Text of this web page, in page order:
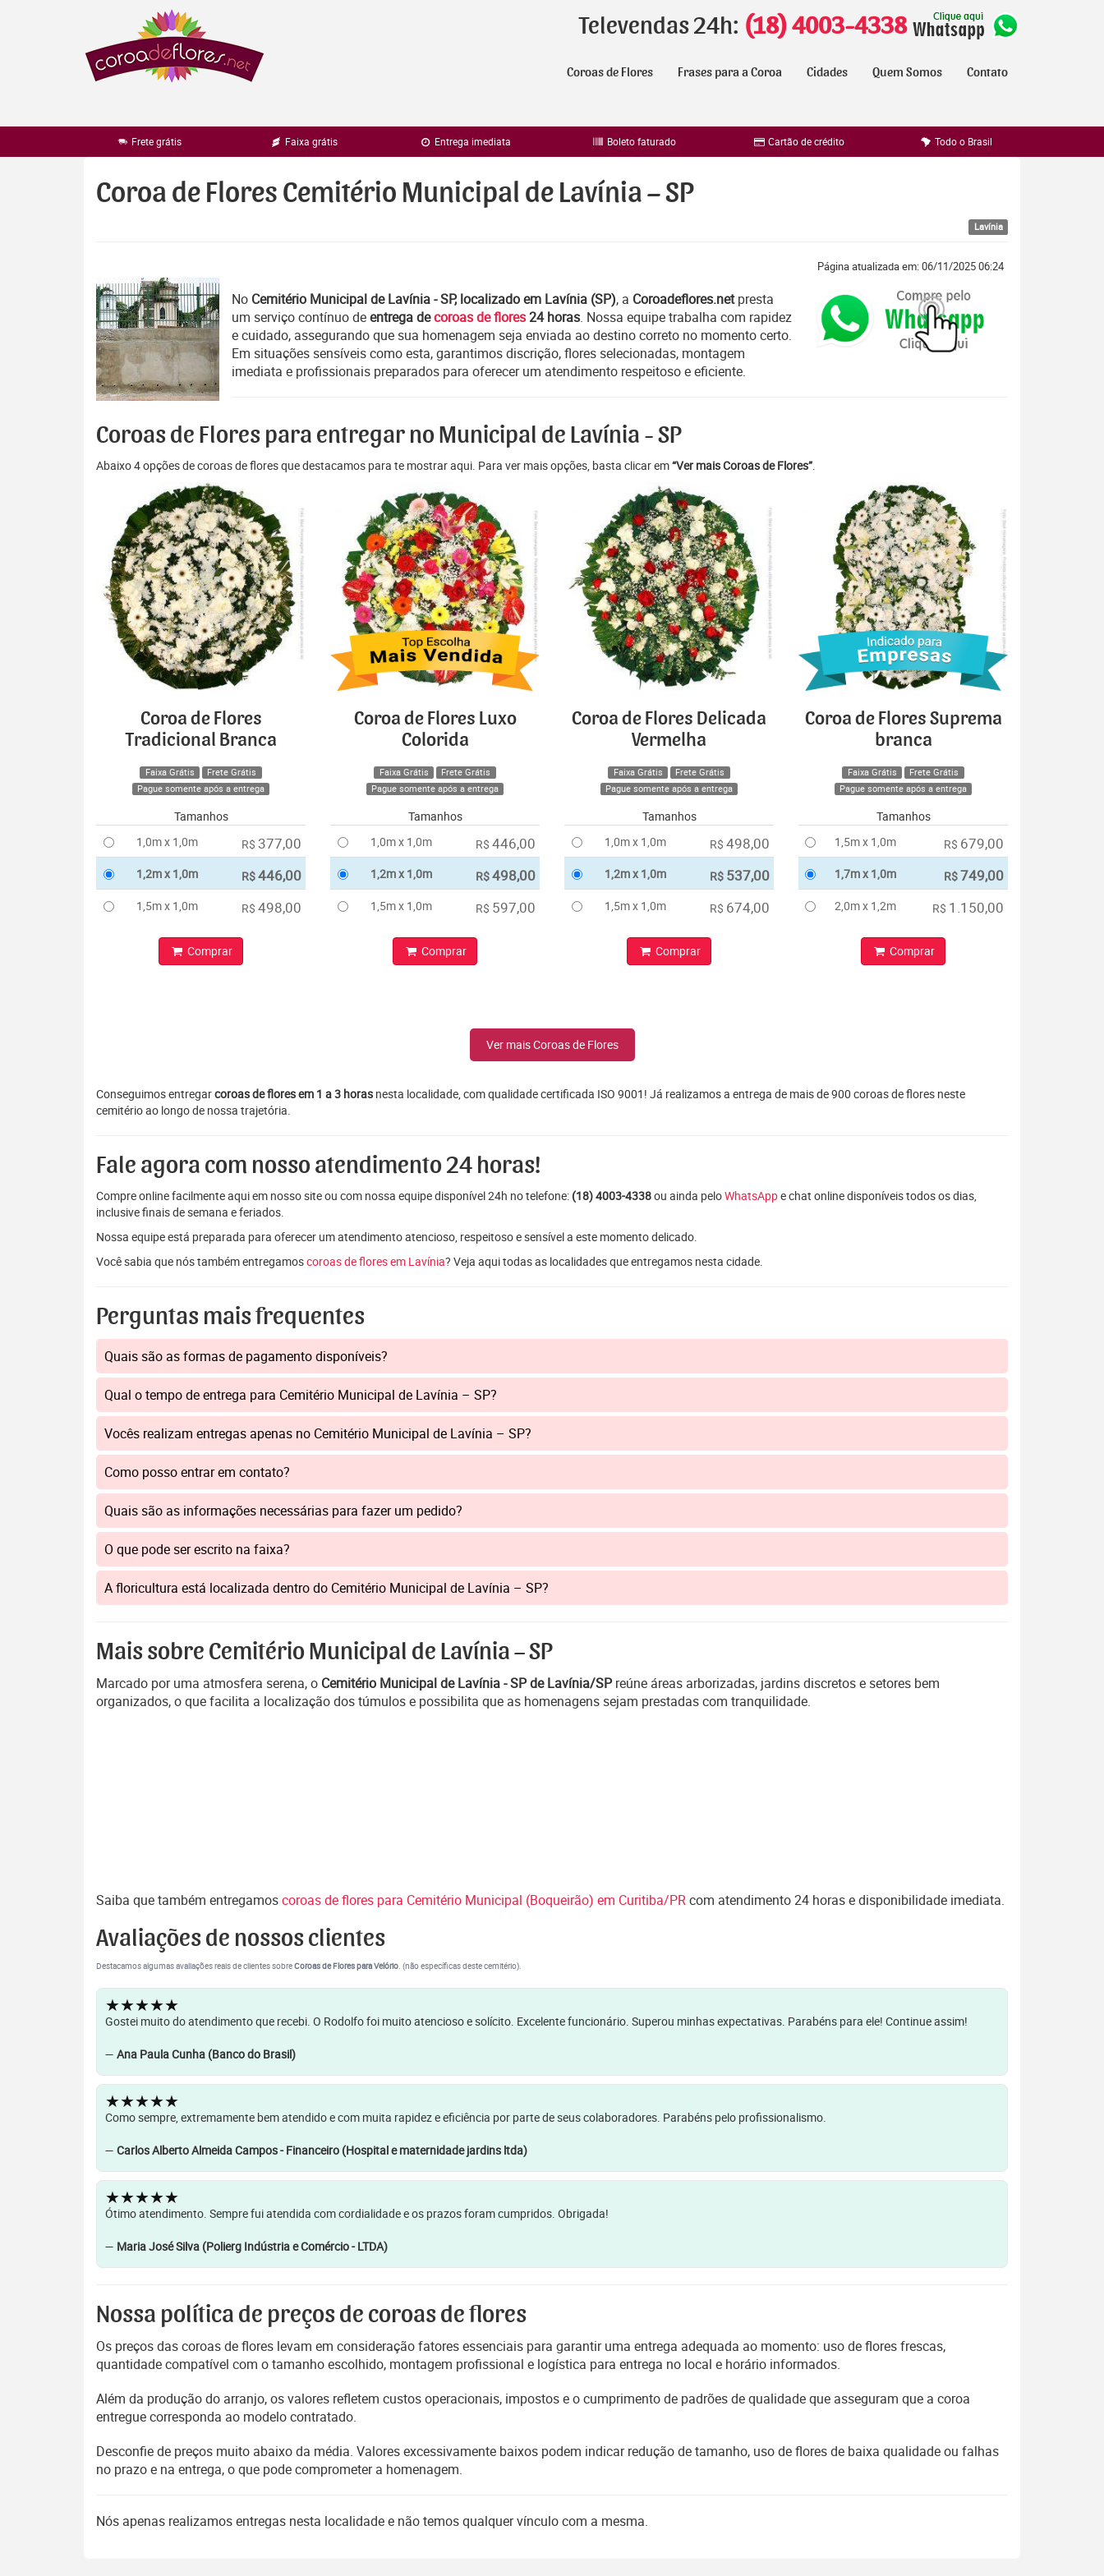
Televendas 24h: (18) 4003-4338
Coroas de Flores Frases para a Coroa Cidades Quem Somos Contato
Frete grátis Faixa grátis Entrega imediata Boleto faturado Cartão de crédito Todo o Brasil
Coroa de Flores Cemitério Municipal de Lavínia – SP
Lavínia
Página atualizada em: 06/11/2025 06:24
No Cemitério Municipal de Lavínia - SP, localizado em Lavínia (SP), a Coroadeflores.netpresta
um serviço contínuo deentrega decoroas de flores24 horas. Nossa equipe trabalha com rapidez
e cuidado, assegurando que sua homenagem seja enviada ao destino correto no momento certo.
Em situações sensíveis como esta, garantimos discrição, flores selecionadas, montagem
imediata e profissionais preparados para oferecer um atendimento respeitoso e eficiente.
Coroas de Flores para entregar no Municipal de Lavínia - SP
Abaixo 4 opções de coroas de flores que destacamos para te mostrar aqui. Para ver mais opções, basta clicar em“Ver mais Coroas de Flores”.
Coroa de Flores
Tradicional Branca
Faixa Grátis
Frete Grátis
Pague somente após a entrega
Tamanhos
1,0m x 1,0m
R$ 377,00
1,2m x 1,0m R$446,00
1,5m x 1,0m R$ 498,00
Comprar
Coroa de Flores Luxo
Colorida
Faixa Grátis
Frete Grátis
Pague somente após a entrega
Tamanhos
1,0m x 1,0m
R$ 446,00
1,2m x 1,0m R$498,00
1,5m x 1,0m R$ 597,00
Comprar
Coroa de Flores Delicada
Vermelha
Faixa Grátis
Frete Grátis
Pague somente após a entrega
Tamanhos
1,0m x 1,0m
R$ 498,00
1,2m x 1,0m R$ 537,00
1,5m x 1,0m R$ 674,00
Comprar
Coroa de Flores Suprema
branca
Faixa Grátis
Frete Grátis
Pague somente após a entrega
Tamanhos
1,5m x 1,0m
R$ 679,00
1,7m x 1,0m R$749,00
2,0m x 1,2m R$ 1.150,00
Comprar
Ver mais Coroas de Flores
Conseguimos entregarcoroas de flores em 1 a 3 horas nesta localidade, com qualidade certificada ISO 9001! Já realizamos a entrega de mais de 900 coroas de flores neste
cemitério ao longo de nossa trajetória.
Fale agora com nosso atendimento 24 horas!
Compre online facilmente aqui em nosso site ou com nossa equipe disponível 24h no telefone: (18) 4003-4338ou ainda peloWhatsAppe chat online disponíveis todos os dias,
inclusive finais de semana e feriados.
Nossa equipe está preparada para oferecer um atendimento atencioso, respeitoso e sensível a este momento delicado.
Você sabia que nós também entregamoscoroas de flores em Lavínia? Veja aqui todas as localidades que entregamos nesta cidade.
Perguntas mais frequentes
Quais são as formas de pagamento disponíveis?
Qual o tempo de entrega para Cemitério Municipal de Lavínia – SP?
Vocês realizam entregas apenas no Cemitério Municipal de Lavínia – SP?
Como posso entrar em contato?
Quais são as informações necessárias para fazer um pedido?
O que pode ser escrito na faixa?
A floricultura está localizada dentro do Cemitério Municipal de Lavínia – SP?
Mais sobre Cemitério Municipal de Lavínia – SP
Marcado por uma atmosfera serena, o Cemitério Municipal de Lavínia - SP de Lavínia/SPreúne áreas arborizadas, jardins discretos e setores bem
organizados, o que facilita a localização dos túmulos e possibilita que as homenagens sejam prestadas com tranquilidade.
Saiba que também entregamoscoroas de flores para Cemitério Municipal (Boqueirão) em Curitiba/PRcom atendimento 24 horas e disponibilidade imediata.
Avaliações de nossos clientes
Destacamos algumas avaliações reais de clientes sobreCoroas de Flores para Velório. (não específicas deste cemitério).
★★★★★
Gostei muito do atendimento que recebi. O Rodolfo foi muito atencioso e solícito. Excelente funcionário. Superou minhas expectativas. Parabéns para ele! Continue assim!
— Ana Paula Cunha (Banco do Brasil)
★★★★★
Como sempre, extremamente bem atendido e com muita rapidez e eficiência por parte de seus colaboradores. Parabéns pelo profissionalismo.
— Carlos Alberto Almeida Campos - Financeiro (Hospital e maternidade jardins ltda)
★★★★★
Ótimo atendimento. Sempre fui atendida com cordialidade e os prazos foram cumpridos. Obrigada!
— Maria José Silva (Polierg Indústria e Comércio - LTDA)
Nossa política de preços de coroas de flores
Os preços das coroas de flores levam em consideração fatores essenciais para garantir uma entrega adequada ao momento: uso de flores frescas,
quantidade compatível com o tamanho escolhido, montagem profissional e logística para entrega no local e horário informados.
Além da produção do arranjo, os valores refletem custos operacionais, impostos e o cumprimento de padrões de qualidade que asseguram que a coroa
entregue corresponda ao modelo contratado.
Desconfie de preços muito abaixo da média. Valores excessivamente baixos podem indicar redução de tamanho, uso de flores de baixa qualidade ou falhas
no prazo e na entrega, o que pode comprometer a homenagem.
Nós apenas realizamos entregas nesta localidade e não temos qualquer vínculo com a mesma.